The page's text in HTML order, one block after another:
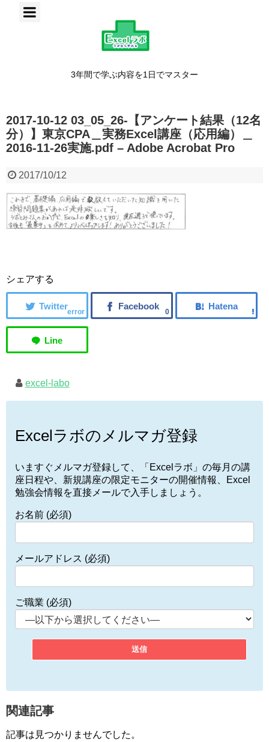
3年間で学ぶ内容を1日でマスター
2017-10-12 03_05_26-【アンケート結果（12名
分）】東京CPA＿実務Excel講座（応用編）＿
2016-11-26実施.pdf – Adobe Acrobat Pro
2017/10/12
シェアする
error 0
excel-labo
Excelラボのメルマガ登録
いますぐメルマガ登録して、「Excelラボ」の毎月の講
座日程や、新規講座の限定モニターの開催情報、Excel
勉強会情報を直接メールで入手しましょう。
お名前 (必須)
メールアドレス (必須)
ご職業 (必須)
関連記事
記事は見つかりませんでした。